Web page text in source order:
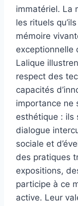
immatériel. La
les rituels
mémoire
exceptionnelle
Lalique
respect des
capacités
importance ne
esthétique : ils
dialogue
sociale et
des pratiques
expositions,
participe à ce
active. Leur